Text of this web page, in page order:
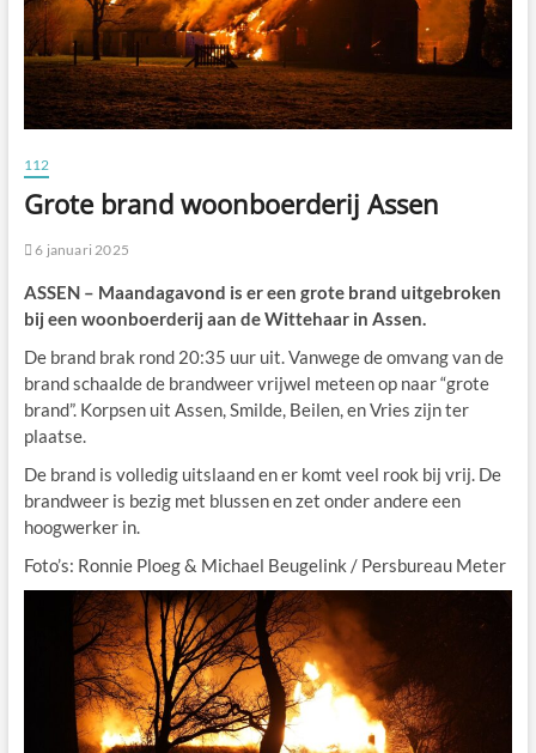
112
Grote brand woonboerderij Assen
6 januari 2025
ASSEN – Maandagavond is er een grote brand uitgebroken
bij een woonboerderij aan de Wittehaar in Assen.
De brand brak rond 20:35 uur uit. Vanwege de omvang van de
brand schaalde de brandweer vrijwel meteen op naar “grote
brand”. Korpsen uit Assen, Smilde, Beilen, en Vries zijn ter
plaatse.
De brand is volledig uitslaand en er komt veel rook bij vrij. De
brandweer is bezig met blussen en zet onder andere een
hoogwerker in.
Foto’s: Ronnie Ploeg & Michael Beugelink / Persbureau Meter